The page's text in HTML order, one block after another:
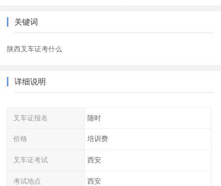
关键词
陕西叉车证考什么
详细说明
叉车证报名 随时
价格 培训费
叉车证考试 西安
考试地点 西安